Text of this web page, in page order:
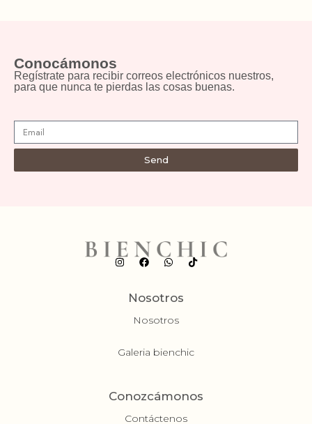
Conocámonos
Regístrate para recibir correos electrónicos nuestros,
para que nunca te pierdas las cosas buenas.
Send
Nosotros
Nosotros
Galeria bienchic
Conozcámonos
Contáctenos